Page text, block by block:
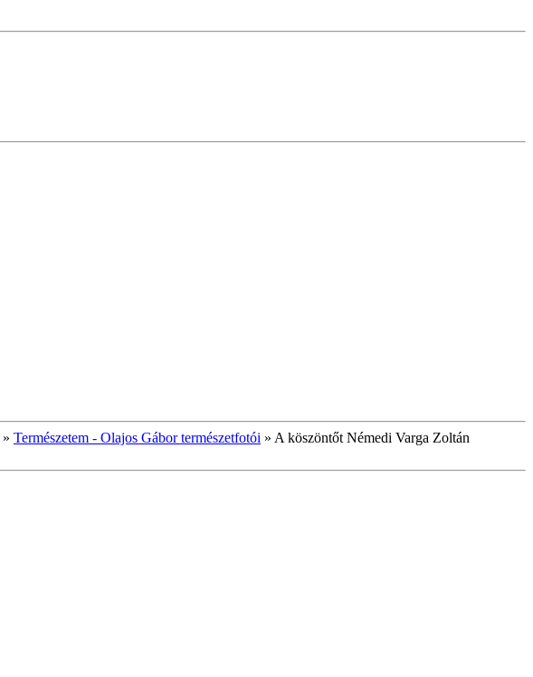
» Természetem - Olajos Gábor természetfotói » A köszöntőt Némedi Varga Zoltán